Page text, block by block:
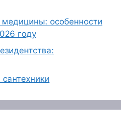
медицины: особенности
году